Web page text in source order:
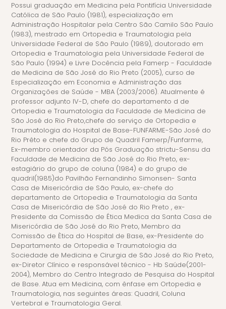
Possui graduação em Medicina pela Pontifícia Universidade
Católica de São Paulo (1981), especialização em
Administração Hospitalar pela Centro São Camilo São Paulo
(1983), mestrado em Ortopedia e Traumatologia pela
Universidade Federal de São Paulo (1989), doutorado em
Ortopedia e Traumatologia pela Universidade Federal de
São Paulo (1994) e Livre Docência pela Famerp - Faculdade
de Medicina de São José do Rio Preto (2005), curso de
Especialização em Economia e Administração das
Organizações de Saúde - MBA (2003/2006). Atualmente é
professor adjunto IV-D, chefe do departamento d de
Ortopedia e Traumatologia da Faculdade de Medicina de
São José do Rio Preto,chefe do serviço de Ortopedia e
Traumatologia do Hospital de Base-FUNFARME-São José do
Rio Prêto e chefe do Grupo de Quadril Famerp/Funfarme,
Ex-membro orientador da Pós Graduação strictu-Sensu da
Faculdade de Medicina de São José do Rio Preto, ex-
estagiário do grupo de coluna (1984) e do grupo de
quadril(1985)do Pavilhão Fernandinho Simonsen- Santa
Casa de Misericórdia de São Paulo, ex-chefe do
departamento de Ortopedia e Traumatologia da Santa
Casa de Misericórdia de São José do Rio Preto , ex-
Presidente da Comissão de Ética Medica da Santa Casa de
Misericórdia de São José do Rio Preto, Membro da
Comissão de Ètica do Hospital de Base, ex-Presidente do
Departamento de Ortopedia e Traumatologia da
Sociedade de Medicina e Cirurgia de São José do Rio Preto,
ex-Diretor Clínico e responsável técnico - Hb Saúde(2001-
2004), Membro do Centro Integrado de Pesquisa do Hospital
de Base. Atua em Medicina, com ênfase em Ortopedia e
Traumatologia, nas seguintes áreas: Quadril, Coluna
Vertebral e Traumatologia Geral.